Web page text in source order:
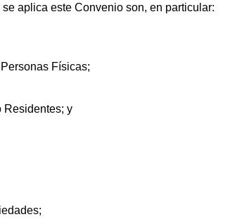
aplica este Convenio son, en particular:
Físicas;
y